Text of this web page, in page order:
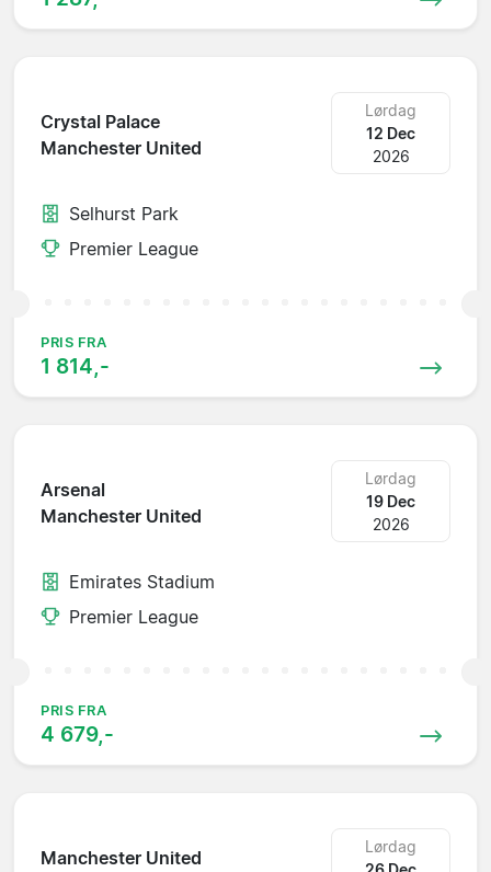
Crystal Palace
Manchester United
Lørdag
12 Dec
2026
Selhurst Park
Premier League
PRIS FRA
1 814,-
Arsenal
Manchester United
Lørdag
19 Dec
2026
Emirates Stadium
Premier League
PRIS FRA
4 679,-
Manchester United
Lørdag